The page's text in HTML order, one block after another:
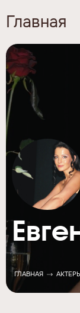
Главная
ГЛАВНАЯ